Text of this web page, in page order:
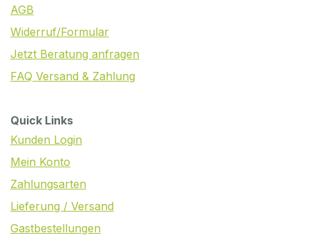
AGB
Widerruf/Formular
Jetzt Beratung anfragen
FAQ Versand & Zahlung
Quick Links
Kunden Login
Mein Konto
Zahlungsarten
Lieferung / Versand
Gastbestellungen